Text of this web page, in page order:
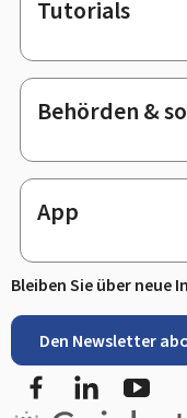
Tutorials
Behörden &
App
Bleiben Sie über
Den Newsletter
FacebookLinkedIn